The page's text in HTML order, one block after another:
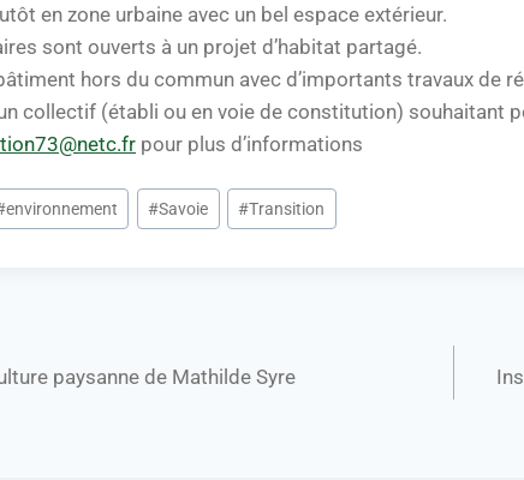
en zone urbaine avec un bel espace extérieur.
sont ouverts à un projet d’habitat partagé.
bâtiment hors du commun avec d’importants travaux de
collectif (établi ou en voie de constitution) souhaitant
pour plus d’informations
environnement #Savoie #Transition
paysanne de Mathilde Syre